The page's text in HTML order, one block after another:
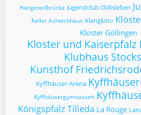
Hängeseilbrücke Jugendclub Oldisleben
Keller Achteckhaus Klangkino
Kloster Göllingen
Kloster und Kaiserpfalz
Klubhaus
Kunsthof
Kyffhäuser-Arena
Kyffhäusergymnasium
Königspfalz Tilleda La Rouge